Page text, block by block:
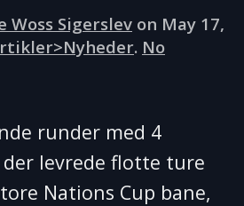
Woss Sigerslev on May 17,
. No
runder med 4
levrede flotte ture
Nations Cup bane,